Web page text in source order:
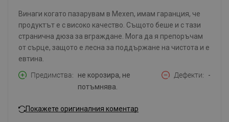
Винаги когато пазарувам в Mexen, имам гаранция, че
продуктът е с високо качество. Същото беше и с тази
странична дюза за вграждане. Мога да я препоръчам
от сърце, защото е лесна за поддържане на чистота и е
евтина.
Предимства
не корозира, не
потъмнява.
Дефекти -
Покажете оригиналния коментар